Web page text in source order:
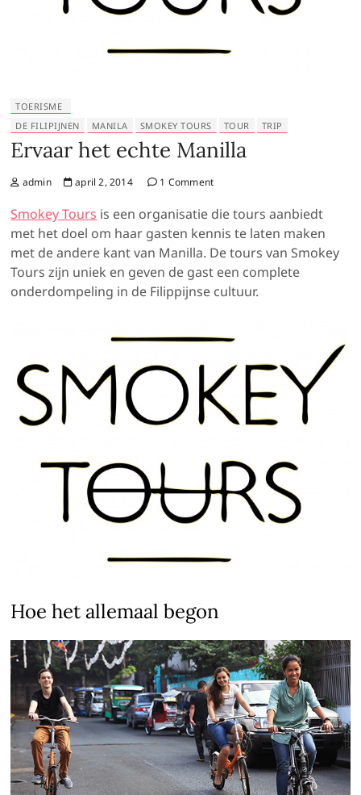
TOERISME
DE FILIPIJNEN
MANILA SMOKEY TOURS TOUR TRIP
Ervaar het echte Manilla
admin april 2, 2014 1 Comment
Smokey Tours is een organisatie die tours aanbiedt
met het doel om haar gasten kennis te laten maken
met de andere kant van Manilla. De tours van Smokey
Tours zijn uniek en geven de gast een complete
onderdompeling in de Filippijnse cultuur.
Hoe het allemaal begon